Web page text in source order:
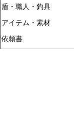
盾・職人・釣具
アイテム・素材
依頼書